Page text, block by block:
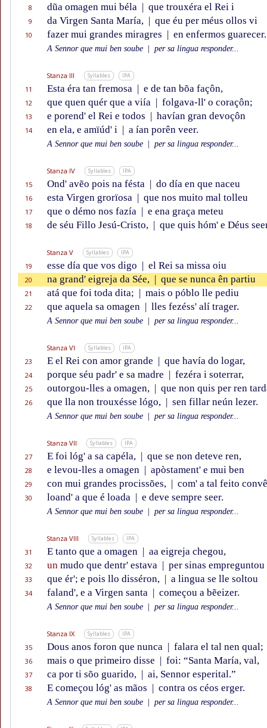
8 dũa omagen mui béla | que trouxéra el Rei i
9 da Virgen Santa María, | que éu per méus ollos vi
10 fazer mui grandes miragres | en enfermos guarecer.
A Sennor que mui ben soube per sa lingua responder...
Stanza III Syllables IPA
11 Esta éra tan fremosa | e de tan bõa façôn,
12 que quen quér que a viía | folgava-ll' o coraçôn;
13 e porend' el Rei e todos | havían gran devoçôn
14 en ela, e amïúd' i | a ían porên veer.
A Sennor que mui ben soube per sa lingua responder...
Stanza IV Syllables IPA
15 Ond' avẽo pois na fésta | do día en que naceu
16 esta Virgen grorïosa | que nos muito mal tolleu
17 que o démo nos fazía | e ena graça meteu
18 de séu Fillo Jesú-Cristo, | que quis hóm' e Déus
Stanza V Syllables IPA
19 esse día que vos digo | el Rei sa missa oiu
20 na grand' eigreja da Sée, | que se nunca ên partiu
21 atá que foi toda dita; | mais o póblo lle pediu
22 que aquela sa omagen | lles fezéss' alí trager.
A Sennor que mui ben soube per sa lingua responder...
Stanza VI Syllables IPA
23 E el Rei con amor grande | que havía do logar,
24 porque séu padr' e sa madre | fezéra i soterrar,
25 outorgou-lles a omagen, | que non quis per ren
26 que lla non trouxésse lógo, | sen fillar neún lezer.
A Sennor que mui ben soube per sa lingua responder...
Stanza VII Syllables IPA
27 E foi lóg' a sa capéla, | que se non deteve ren,
28 e levou-lles a omagen | apòstament' e mui ben
29 con mui grandes procissões, | com' a tal feito
30 loand' a que é loada | e deve sempre seer.
A Sennor que mui ben soube per sa lingua responder...
Stanza VIII Syllables IPA
31 E tanto que a omagen | aa eigreja chegou,
32 un mudo que dentr' estava | per sinas empreguntou
33 que ér'; e pois llo disséron, | a lingua se lle soltou
34 faland', e a Virgen santa | começou a bẽeizer.
A Sennor que mui ben soube per sa lingua responder...
Stanza IX Syllables IPA
35 Dous anos foron que nunca | falara el tal nen qual;
36 mais o que primeiro disse | foi: “Santa María, val,
37 ca por ti sõo guarido, | ai, Sennor esperital.”
38 E começou lóg' as mãos | contra os céos erger.
A Sennor que mui ben soube per sa lingua responder...